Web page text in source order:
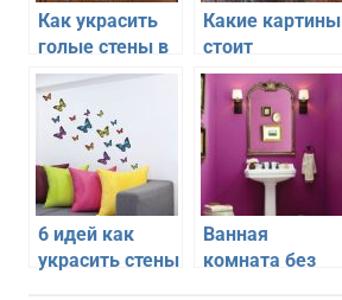
Как украсить
голые стены в
интерьере
квартиры
Какие картины
стоит
приобрести
чтобы
украсить
квартиру
6 идей как
украсить стены
Ванная
комната без